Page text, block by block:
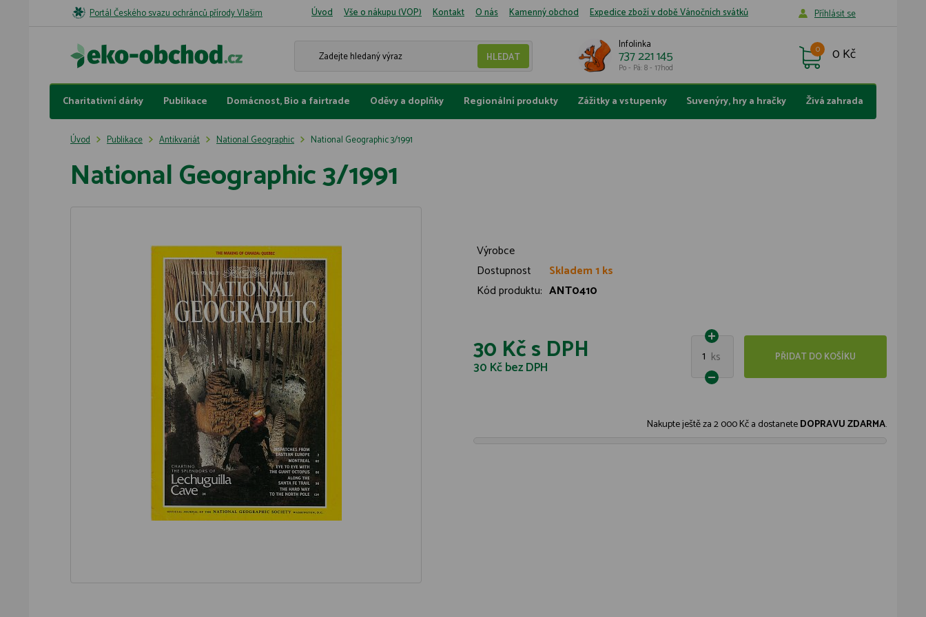
Portál Českého svazu ochránců přírody Vlašim Úvod Vše o nákupu (VOP) Kontakt O nás Kamenný obchod Expedice zboží v době Vánočních svátků Příhlásit se
Infolinka
737 221 145
Po - Pá: 8 - 17hod
0 Kč
0
Charitativní dárky Publikace Domácnost, Bio a fairtrade Oděvy a doplňky Regionální produkty Zážitky a vstupenky Suvenýry, hry a hračky Živá zahrada
Úvod Publikace Antikvariát National Geographic National Geographic 3/1991
National Geographic 3/1991
Výrobce
Dostupnost
Skladem 1 ks
Kód produktu: ANT0410
30 Kčs DPH
30 Kčbez DPH
1 ks PŘIDAT DO KOŠÍKU
Nakupte ještě za2 000 Kča dostaneteDOPRAVU ZDARMA.